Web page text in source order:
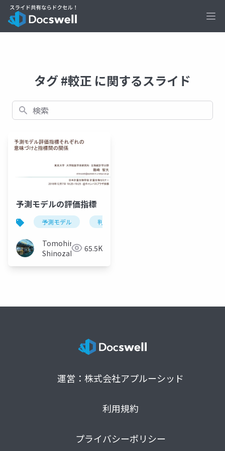
タグ #較正 に関するスライド
検索
予測モデルの評価指標
予測モデル 判別
Tomohiro
Shinozaki
65.5K
運営：株式会社アプルーシッド
利用規約
プライバシーポリシー